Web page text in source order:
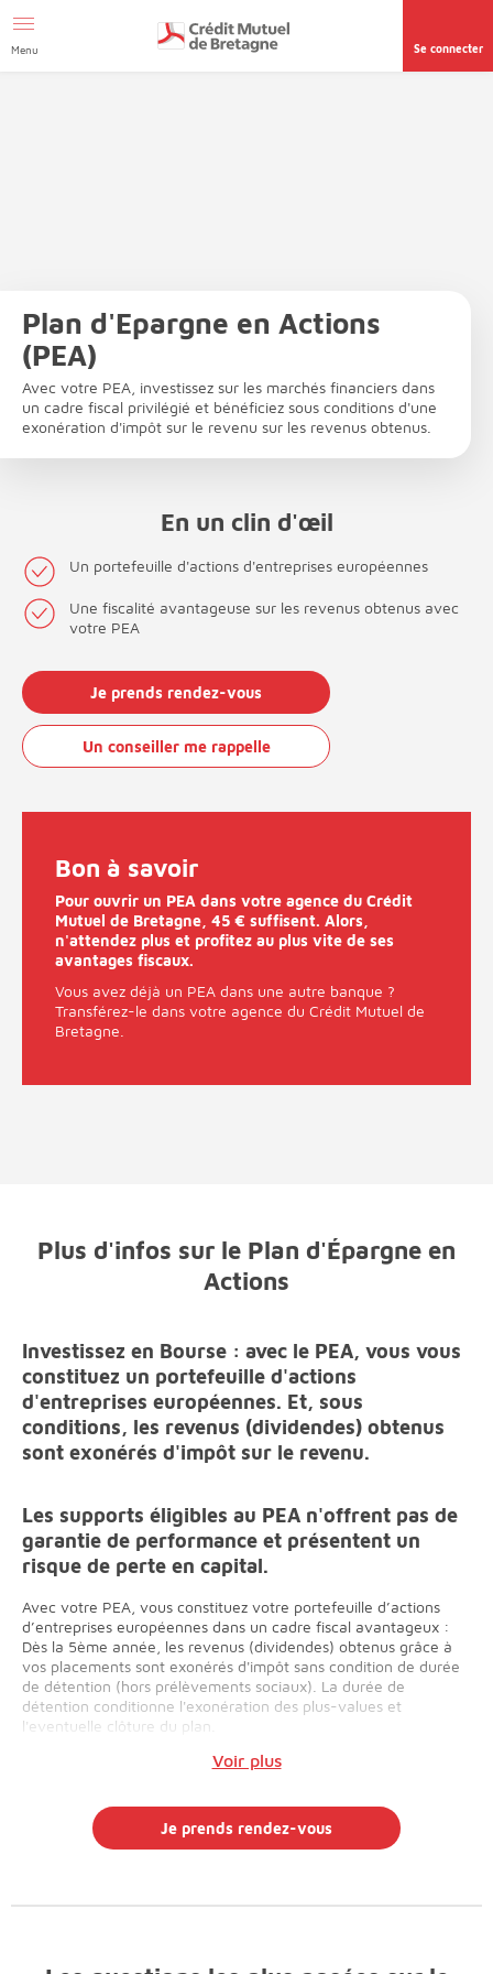
page accessibilité
Menu Se connecter
Plan d'Epargne en Actions
(PEA)
Avec votre PEA, investissez sur les marchés financiers dans
un cadre fiscal privilégié et bénéficiez sous conditions d'une
exonération d'impôt sur le revenu sur les revenus obtenus.
En un clin d'œil
Un portefeuille d'actions d'entreprises européennes
Une fiscalité avantageuse sur les revenus obtenus avec
votre PEA
Je prends rendez-vous
Un conseiller me rappelle
Bon à savoir
Pour ouvrir un PEA dans votre agence du Crédit
Mutuel de Bretagne, 45 € suffisent. Alors,
n'attendez plus et profitez au plus vite de ses
avantages fiscaux.
Vous avez déjà un PEA dans une autre banque ?
Transférez-le dans votre agence du Crédit Mutuel de
Bretagne.
Plus d'infos sur le Plan d'Épargne en
Actions
Investissez en Bourse : avec le PEA, vous vous
constituez un portefeuille d'actions
d'entreprises européennes. Et, sous
conditions, les revenus (dividendes) obtenus
sont exonérés d'impôt sur le revenu.
Les supports éligibles au PEA n'offrent pas de
garantie de performance et présentent un
risque de perte en capital.
Avec votre PEA, vous constituez votre portefeuille d’actions
d’entreprises européennes dans un cadre fiscal avantageux :
Dès la 5ème année, les revenus (dividendes) obtenus grâce à
vos placements sont exonérés d'impôt sans condition de durée
de détention (hors prélèvements sociaux). La durée de
détention conditionne l'exonération des plus-values et
l'eventuelle clôture du plan.
Voir plus
Je prends rendez-vous